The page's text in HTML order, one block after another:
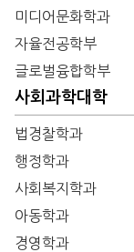
미디어문화학과
자율전공학부
글로벌융합학부
사회과학대학
법경찰학과
행정학과
사회복지학과
아동학과
경영학과